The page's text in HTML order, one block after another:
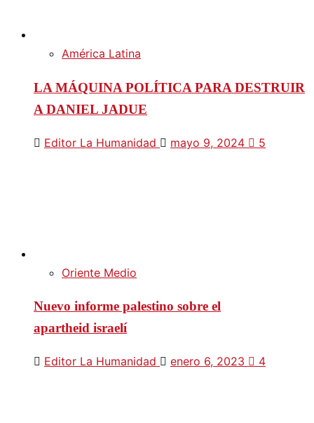
América Latina
LA MÁQUINA POLÍTICA PARA DESTRUIR
A DANIEL JADUE
Editor La Humanidad mayo 9, 2024 5
Oriente Medio
Nuevo informe palestino sobre el
apartheid israelí
Editor La Humanidad enero 6, 2023 4